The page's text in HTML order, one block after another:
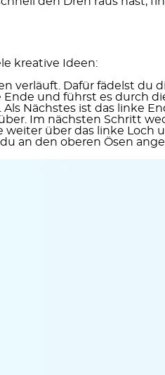
kreative Ideen:
verläuft. Dafür fädelst du
und führst es durch
Nächstes ist das linke
Im nächsten Schritt
über das linke Loch
an den oberen Ösen